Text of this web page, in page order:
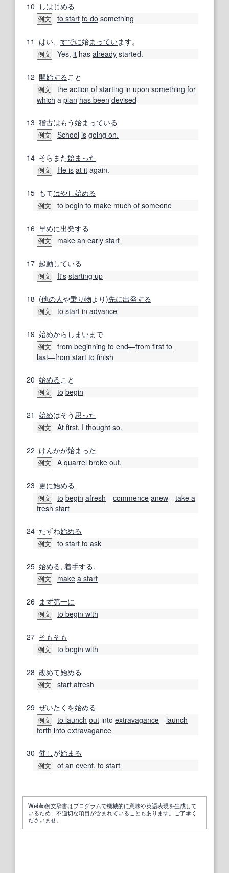
10 しはじめる
例文 to start to do something
11 はい、 すでに始まっています。
例文 Yes, it has already started.
12 開始する こと
例文 the action of starting in upon something for
which a plan has been devised
13 稽古はもう始まっている
例文 School is going on.
14 そらまた始まった
例文 He is at it again.
15 もてはやし始める
例文 to begin to make much of someone
16 早めに出発する
例文 make an early start
17 起動 している
例文 It's starting up
18 (他の人や乗り物より)先に出発する
例文 to start in advance
19 始めから しまいまで
例文 from beginning to end―from first to
last―from start to finish
20 始める こと
例文 to begin
21 始めはそう 思った
例文 At first, I thought so.
22 けんかが始まった
例文 A quarrel broke out.
23 更に始める
例文 to begin afresh―commence anew―take a
fresh start
24 たずね始める
例文 to start to ask
25 始める, 着手する.
例文 make a start
26 まず第一に
例文 to begin with
27 そもそも
例文 to begin with
28 改めて始める
例文 start afresh
29 ぜいたく を始める
例文 to launch out into extravagance―launch
forth into extravagance
30 催しが始まる
例文 of an event, to start
Weblio例文辞書はプログラムで機械的に意味や英語表現を生成して
いるため、不適切な項目が含まれていることもあります。ご了承く
ださいませ。